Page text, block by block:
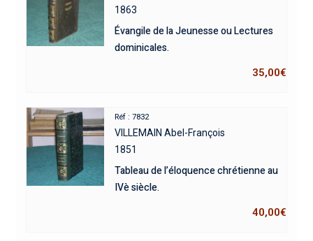
1863
Évangile de la Jeunesse ou Lectures
dominicales.
35,00€
Réf : 7832
VILLEMAIN Abel-François
1851
Tableau de l’éloquence chrétienne au
IVè siècle.
40,00€